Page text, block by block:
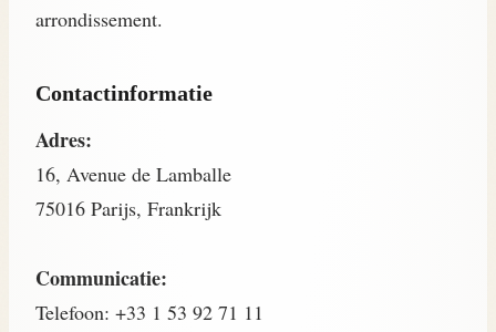
arrondissement.
Contactinformatie
Adres:
16, Avenue de Lamballe
75016 Parijs, Frankrijk
Communicatie:
Telefoon: +33 1 53 92 71 11